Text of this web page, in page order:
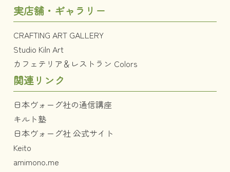
実店舗・ギャラリー
CRAFTING ART GALLERY
Studio Kiln Art
カフェテリア＆レストラン Colors
関連リンク
日本ヴォーグ社の通信講座
キルト塾
日本ヴォーグ社 公式サイト
Keito
amimono.me